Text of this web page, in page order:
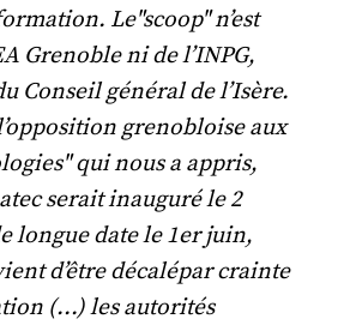
Le"scoop" n’est
Grenoble ni de l’INPG,
Conseil général de l’Isère.
grenobloise aux
qui nous a appris,
serait inauguré le 2
longue date le 1er juin,
d’être décalépar crainte
(...) les autorités